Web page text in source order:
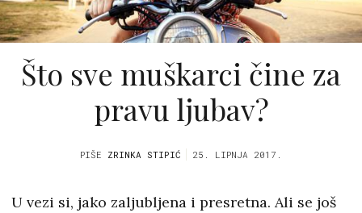
Što sve muškarci čine za
pravu ljubav?
PIŠE ZRINKA STIPIĆ 25. LIPNJA 2017.
U vezi si, jako zaljubljena i presretna. Ali se još